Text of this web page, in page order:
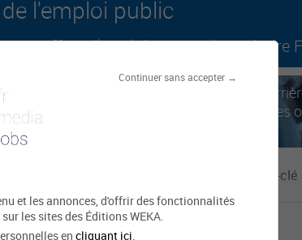
Continuer sans accepter →
et les annonces, d'offrir des fonctionnalités
les sites des Éditions WEKA.
en cliquant ici
l'emploi public
aux offres d'emploi sur tout le territoire
sur le
Accélérez votre
mobilité. Trouvez